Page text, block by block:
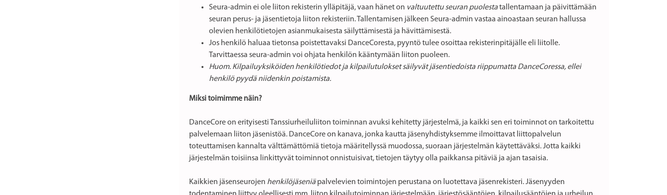
Seura-admin ei ole liiton rekisterin ylläpitäjä, vaan hänet on valtuutettu seuran puolestatallentamaan ja päivittämään
seuran perus- ja jäsentietoja liiton rekisteriin. Tallentamisen jälkeen Seura-admin vastaa ainoastaan seuran hallussa
olevien henkilötietojen asianmukaisesta säilyttämisestä ja hävittämisestä.
Jos henkilö haluaa tietonsa poistettavaksi DanceCoresta, pyyntö tulee osoittaa rekisterinpitäjälle eli liitolle.
Tarvittaessa seura-admin voi ohjata henkilön kääntymään liiton puoleen.
Huom. Kilpailuyksiköiden henkilötiedot ja kilpailutulokset säilyvät jäsentiedoista riippumatta DanceCoressa, ellei
henkilö pyydä niidenkin poistamista.
Miksi toimimme näin?
DanceCore on erityisesti Tanssiurheiluliiton toiminnan avuksi kehitetty järjestelmä, ja kaikki sen eri toiminnot on tarkoitettu
palvelemaan liiton jäsenistöä. DanceCore on kanava, jonka kautta jäsenyhdistyksemme ilmoittavat liittopalvelun
toteuttamisen kannalta välttämättömiä tietoja määritellyssä muodossa, suoraan järjestelmän käytettäväksi. Jotta kaikki
järjestelmän toisiinsa linkittyvät toiminnot onnistuisivat, tietojen täytyy olla paikkansa pitäviä ja ajan tasaisia.
Kaikkien jäsenseurojen henkilöjäseniäpalvelevien toimintojen perustana on luotettava jäsenrekisteri. Jäsenyyden